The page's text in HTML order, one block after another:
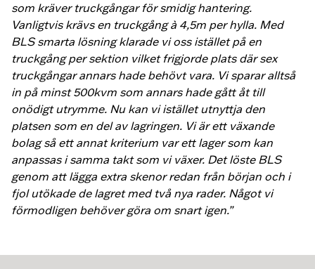
som kräver truckgångar för smidig hantering.
Vanligtvis krävs en truckgång à 4,5m per hylla. Med
BLS smarta lösning klarade vi oss istället på en
truckgång per sektion vilket frigjorde plats där sex
truckgångar annars hade behövt vara. Vi sparar alltså
in på minst 500kvm som annars hade gått åt till
onödigt utrymme. Nu kan vi istället utnyttja den
platsen som en del av lagringen. Vi är ett växande
bolag så ett annat kriterium var ett lager som kan
anpassas i samma takt som vi växer. Det löste BLS
genom att lägga extra skenor redan från början och i
fjol utökade de lagret med två nya rader. Något vi
förmodligen behöver göra om snart igen.”